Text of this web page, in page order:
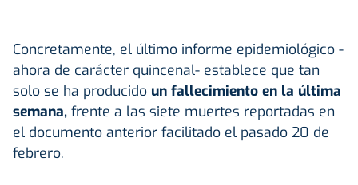
Concretamente, el último informe epidemiológico -
ahora de carácter quincenal- establece que tan
solo se ha producido un fallecimiento en la última
semana, frente a las siete muertes reportadas en
el documento anterior facilitado el pasado 20 de
febrero.